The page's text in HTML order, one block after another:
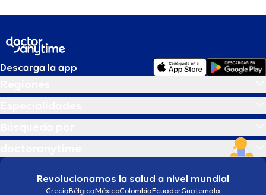
Descarga la app
Revolucionamos la salud a nivel mundial
GreciaBélgicaMéxicoColombiaEcuadorGuatemala